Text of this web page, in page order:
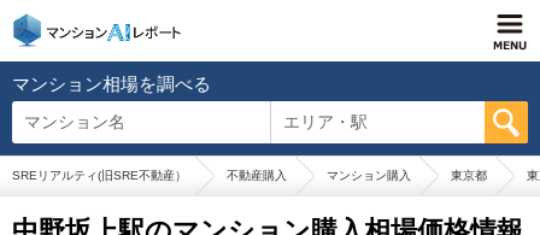
マンション相場を調べる
マンション名 エリア・駅
SREリアルティ(旧SRE不動産） 不動産購入 マンション購入 東京都